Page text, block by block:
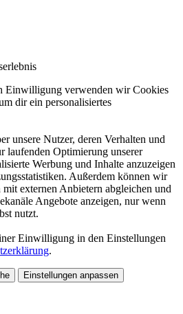
Einwilligung verwenden wir Cookies
dir ein personalisiertes
unsere Nutzer, deren Verhalten und
laufenden Optimierung unserer
Werbung und Inhalte anzuzeigen
Außerdem können wir
externen Anbietern abgleichen und
Angebote anzeigen, nur wenn
nutzt.
Einwilligung in den Einstellungen
.
Einstellungen anpassen